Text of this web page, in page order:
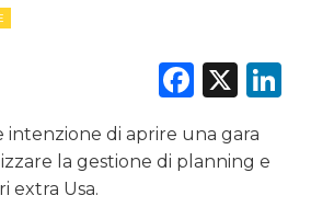
X
intenzione di aprire una gara
la gestione di planning e
extra Usa.